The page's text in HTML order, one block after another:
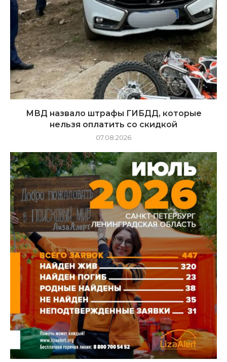
МВД назвало штрафы ГИБДД, которые
нельзя оплатить со скидкой
07.08.2026